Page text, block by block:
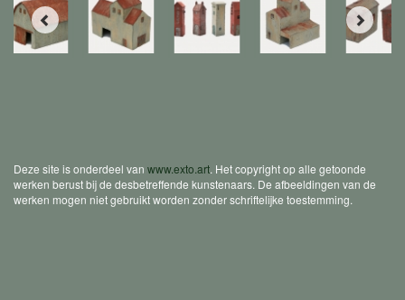
Deze site is onderdeel van www.exto.art. Het copyright op alle getoonde
werken berust bij de desbetreffende kunstenaars. De afbeeldingen van de
werken mogen niet gebruikt worden zonder schriftelijke toestemming.